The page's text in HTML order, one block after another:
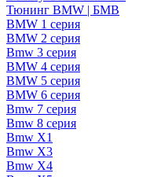
Тюнинг BMW | БМВ
BMW 1 серия
BMW 2 серия
Bmw 3 серия
BMW 4 серия
BMW 5 серия
BMW 6 серия
Bmw 7 серия
Bmw 8 серия
Bmw X1
Bmw X3
Bmw X4